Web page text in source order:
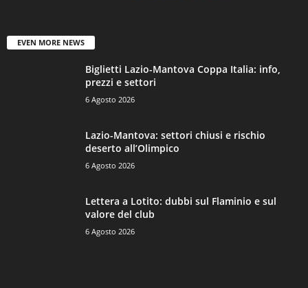
EVEN MORE NEWS
Biglietti Lazio-Mantova Coppa Italia: info,
prezzi e settori
6 Agosto 2026
Lazio-Mantova: settori chiusi e rischio
deserto all’Olimpico
6 Agosto 2026
Lettera a Lotito: dubbi sul Flaminio e sul
valore del club
6 Agosto 2026